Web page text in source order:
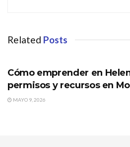
Related Posts
Cómo emprender en
permisos y recursos en
MAYO 9, 2026